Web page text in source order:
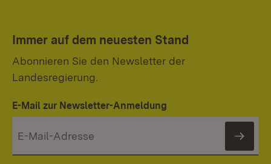
Immer auf dem neuesten Stand
Abonnieren Sie den Newsletter der
Landesregierung.
E-Mail zur Newsletter-Anmeldung